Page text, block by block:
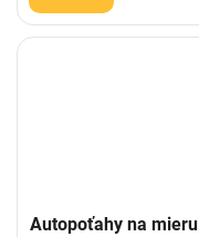
Autopoťahy na